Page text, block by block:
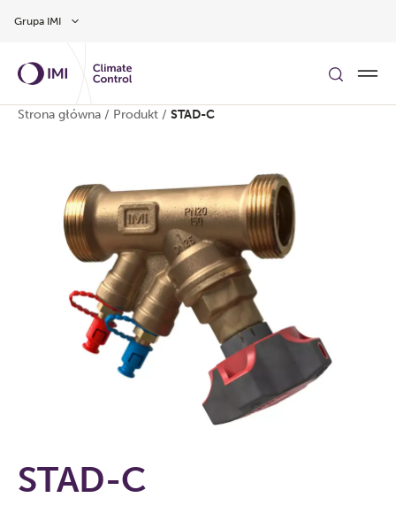
Grupa IMI
Strona główna / Produkt / STAD-C
STAD-C